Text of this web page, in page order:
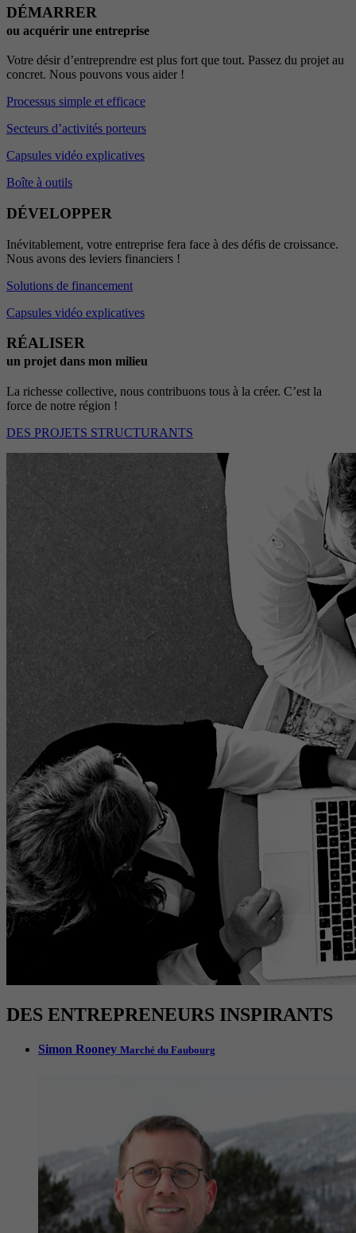
DÉMARRER
ou acquérir une entreprise
Votre désir d’entreprendre est plus fort que tout. Passez du projet au
concret. Nous pouvons vous aider !
Processus simple et efficace
Secteurs d’activités porteurs
Capsules vidéo explicatives
Boîte à outils
DÉVELOPPER
Inévitablement, votre entreprise fera face à des défis de croissance.
Nous avons des leviers financiers !
Solutions de financement
Capsules vidéo explicatives
RÉALISER
un projet dans mon milieu
La richesse collective, nous contribuons tous à la créer. C’est la
force de notre région !
DES PROJETS STRUCTURANTS
DES ENTREPRENEURS INSPIRANTS
Simon Rooney Marché du Faubourg